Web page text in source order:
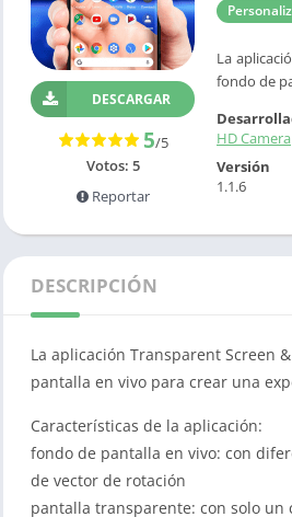
La
fondo de
DESCARGAR
5/5
Votos: 5
Reportar
HD Camera
Versión
1.1.6
DESCRIPCIÓN
La aplicación Transparent Screen
pantalla en vivo para crear una
Características de la aplicación:
fondo de pantalla en vivo: con
de vector de rotación
pantalla transparente: con solo un